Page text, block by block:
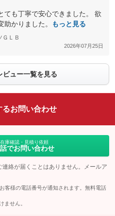
ても丁寧で安心できました。 欲
助かりました。
もっと見る
ＬＢ
2026年07月25日
ビュー一覧を見る
るお問い合わせ
庫確認・見積り依頼
でお問い合わせ
絡が届くことはありません。メールア
客様の電話番号が通知されます。無料電話
ません。